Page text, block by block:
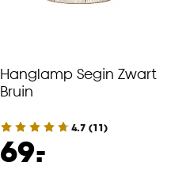
Hanglamp Segin Zwart
Bruin
4.7 (11)
69.
-